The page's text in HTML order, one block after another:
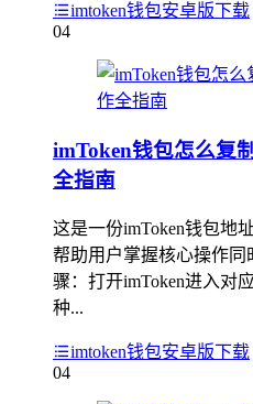
imtoken钱包安卓版下载
04
imToken钱包怎么复
全指南
这是一份imToken钱包地
帮助用户掌握核心操作
骤：打开imToken进入对
种...
imtoken钱包安卓版下载
04